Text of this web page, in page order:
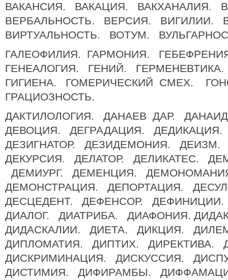
ВАКАНСИЯ. ВАКАЦИЯ. ВАКХАНАЛИЯ.
ВЕРБАЛЬНОСТЬ. ВЕРСИЯ. ВИГИЛИИ.
ВИРТУАЛЬНОСТЬ. ВОТУМ.
ГАЛЕОФИЛИЯ. ГАРМОНИЯ.
ГЕНЕАЛОГИЯ. ГЕНИЙ.
ГИГИЕНА. ГОМЕРИЧЕСКИЙ СМЕХ.
ГРАЦИОЗНОСТЬ.
ДАКТИЛОЛОГИЯ. ДАНАЕВ ДАР.
ДЕВОЦИЯ. ДЕГРАДАЦИЯ.
ДЕЗИГНАТОР. ДЕЗИДЕМОНИЯ.
ДЕКУРСИЯ. ДЕЛАТОР. ДЕЛИКАТЕС.
ДЕМИУРГ. ДЕМЕНЦИЯ.
ДЕМОНСТРАЦИЯ. ДЕПОРТАЦИЯ.
ДЕСЦЕДЕНТ. ДЕФЕНСОР.
ДИАЛОГ. ДИАТРИБА. ДИАФОНИЯ.
ДИДАСКАЛИИ. ДИЕТА. ДИКЦИЯ.
ДИПЛОМАТИЯ. ДИПТИХ. ДИРЕКТИВА.
ДИСКРИМИНАЦИЯ. ДИСКУССИЯ.
ДИСТИМИЯ. ДИФИРАМБЫ.